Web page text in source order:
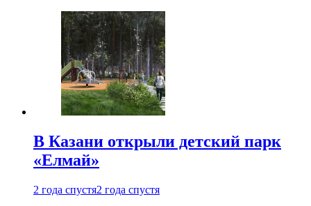
В Казани открыли детский парк
«Елмай»
2 года спустя2 года спустя